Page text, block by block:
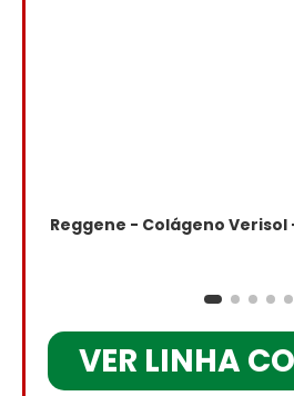
Reggene - Colágeno Verisol
VER LINHA